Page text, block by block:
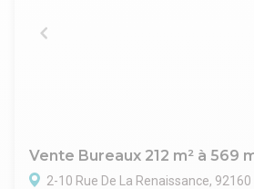
Vente Bureaux 212 m² à 569
2-10 Rue De La Renaissance,